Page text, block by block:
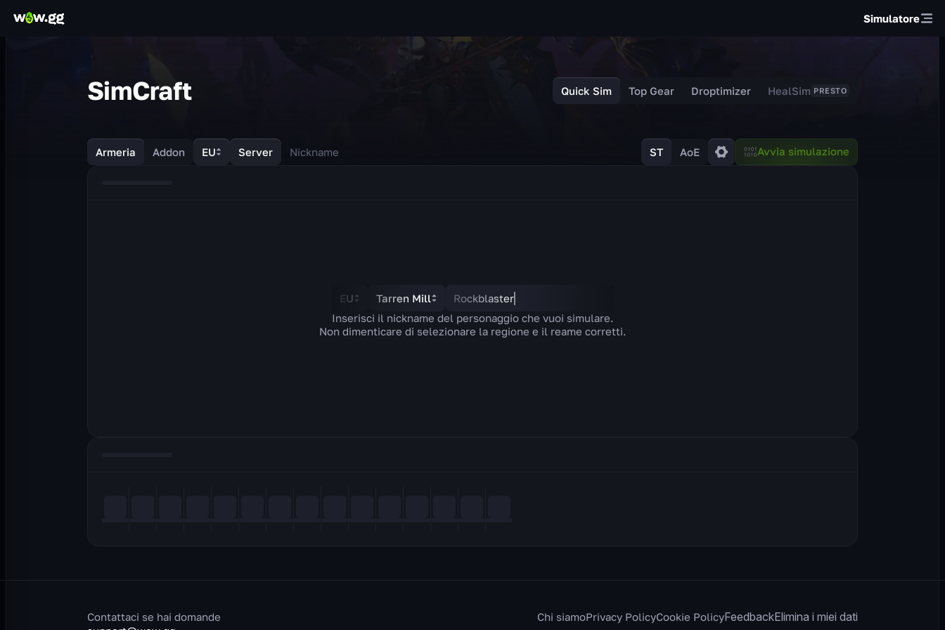
Simulatore
SimCraft Quick Sim Top Gear Droptimizer HealSim PRESTO
Armeria Addon EU Server ST AoE Avvia simulazione
EU Tarren Mill
Rockblaster
Inserisci il nickname del personaggio che vuoi simulare.
Non dimenticare di selezionare la regione e il reame corretti.
Contattaci se hai domande
Chi siamoPrivacy PolicyCookie PolicyFeedbackElimina i miei dati